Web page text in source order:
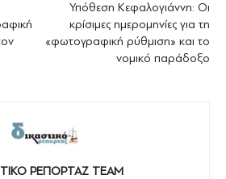
Υπόθεση Κεφαλογιάννη: Οι
κρίσιμες ημερομηνίες για τη
«φωτογραφική ρύθμιση» και το
νομικό παράδοξο
ΡΕΠΟΡΤΑΖ TEAM